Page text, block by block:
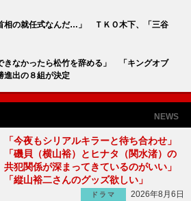
相の就任式なんだ…」 ＴＫＯ木下、「三谷
きなかったら松竹を辞める」 「キングオブ
進出の８組が決定
NEWS
「今夜もシリアルキラーと待ち合わせ」
「磯貝（横山裕）とヒナタ（関水渚）の
共犯関係が深まってきているのがいい」
「縦山裕二さんのグッズ欲しい」
ドラマ
2026年8月6日